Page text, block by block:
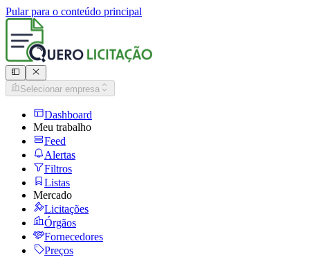
Pular para o conteúdo principal
Selecionar empresa
Dashboard
Meu trabalho
Feed
Alertas
Filtros
Listas
Mercado
Licitações
Órgãos
Fornecedores
Preços